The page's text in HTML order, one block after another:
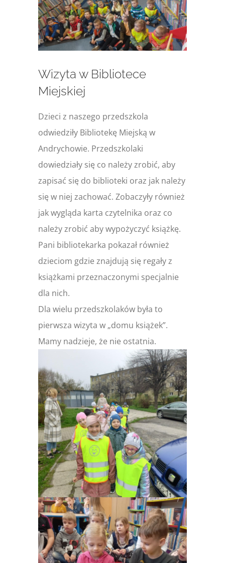
większy
obrazek
Wizyta w Bibliotece
Miejskiej
Dzieci z naszego przedszkola
odwiedziły Bibliotekę Miejską w
Andrychowie. Przedszkolaki
dowiedziały się co należy zrobić, aby
zapisać się do biblioteki oraz jak należy
się w niej zachować. Zobaczyły również
jak wygląda karta czytelnika oraz co
należy zrobić aby wypożyczyć książkę.
Pani bibliotekarka pokazał również
dzieciom gdzie znajdują się regały z
książkami przeznaczonymi specjalnie
dla nich.
Dla wielu przedszkolaków była to
pierwsza wizyta w „domu książek”.
Mamy nadzieje, że nie ostatnia.